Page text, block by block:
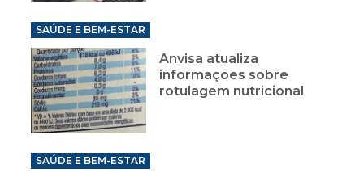
SAÚDE E BEM-ESTAR
Anvisa atualiza
informações sobre
rotulagem nutricional
SAÚDE E BEM-ESTAR